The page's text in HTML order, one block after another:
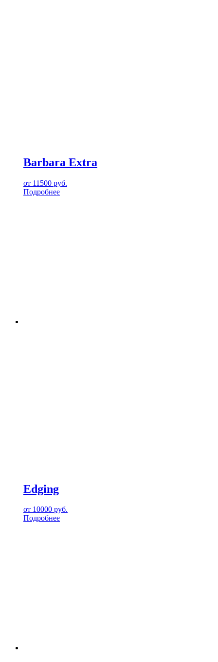
Barbara Extra
от 11500 руб.
Подробнее
Edging
от 10000 руб.
Подробнее